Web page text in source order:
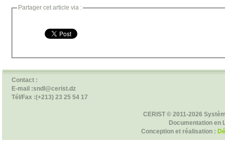
Partager cet article via :
Contact :
E-mail :sndl@cerist.dz
Tél/Fax :(+213) 23 25 54 17
CERIST © 2011-2026
Documentation en
Conception et réalisation :